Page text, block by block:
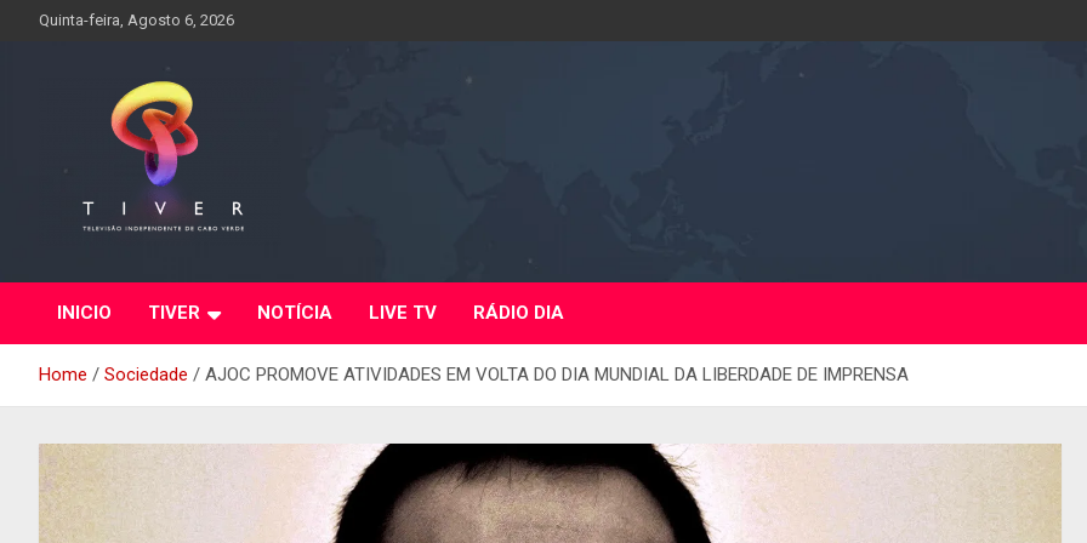
Quinta-feira, Agosto 6, 2026
INICIO TIVER NOTÍCIA LIVE TV RÁDIO DIA
Home Sociedade AJOC PROMOVE ATIVIDADES EM VOLTA DO DIA MUNDIAL DA LIBERDADE DE IMPRENSA